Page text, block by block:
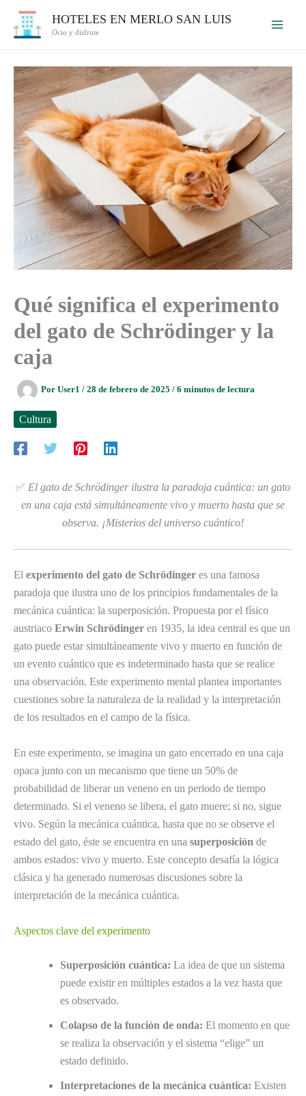
HOTELES EN MERLO SAN LUIS
Ocio y disfrute
Qué significa el experimento
del gato de Schrödinger y la
caja
Por User1 / 28 de febrero de 2025 / 6 minutos de lectura
Cultura
✅ El gato de Schrödinger ilustra la paradoja cuántica: un gato
en una caja está simultáneamente vivo y muerto hasta que se
observa. ¡Misterios del universo cuántico!
El experimento del gato de Schrödinger es una famosa
paradoja que ilustra uno de los principios fundamentales de la
mecánica cuántica: la superposición. Propuesta por el físico
austriaco Erwin Schrödinger en 1935, la idea central es que un
gato puede estar simultáneamente vivo y muerto en función de
un evento cuántico que es indeterminado hasta que se realice
una observación. Este experimento mental plantea importantes
cuestiones sobre la naturaleza de la realidad y la interpretación
de los resultados en el campo de la física.
En este experimento, se imagina un gato encerrado en una caja
opaca junto con un mecanismo que tiene un 50% de
probabilidad de liberar un veneno en un periodo de tiempo
determinado. Si el veneno se libera, el gato muere; si no, sigue
vivo. Según la mecánica cuántica, hasta que no se observe el
estado del gato, éste se encuentra en una superposición de
ambos estados: vivo y muerto. Este concepto desafía la lógica
clásica y ha generado numerosas discusiones sobre la
interpretación de la mecánica cuántica.
Aspectos clave del experimento
Superposición cuántica: La idea de que un sistema
puede existir en múltiples estados a la vez hasta que
es observado.
Colapso de la función de onda: El momento en que
se realiza la observación y el sistema “elige” un
estado definido.
Interpretaciones de la mecánica cuántica: Existen